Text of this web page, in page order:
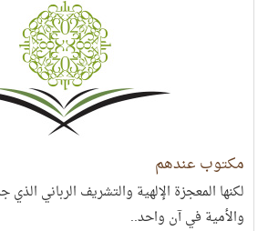
مكتوب عندهم
لكنها المعجزة الإلهية والتشريف الرباني الذي
والأمية في آن واحد..